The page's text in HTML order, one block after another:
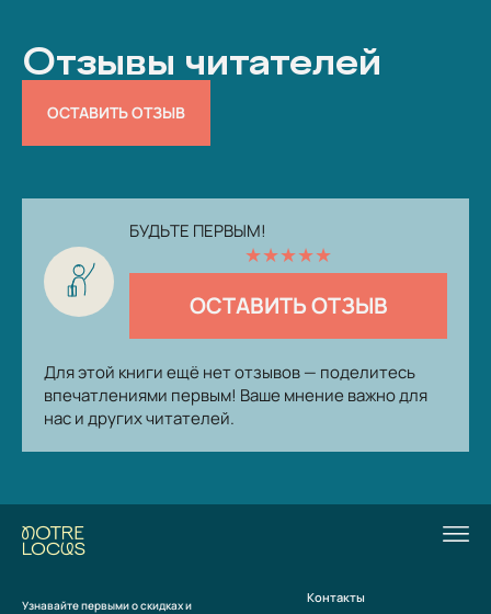
Отзывы читателей
ОСТАВИТЬ ОТЗЫВ
БУДЬТЕ ПЕРВЫМ!
★★★★★
ОСТАВИТЬ ОТЗЫВ
Для этой книги ещё нет отзывов — поделитесь
впечатлениями первым! Ваше мнение важно для
нас и других читателей.
Узнавайте первыми о скидках и Контакты